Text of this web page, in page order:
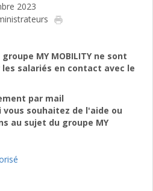
2023
MY MOBILITY ne sont
salariés en contact avec le
par mail
vous souhaitez de l'aide ou
au sujet du groupe MY